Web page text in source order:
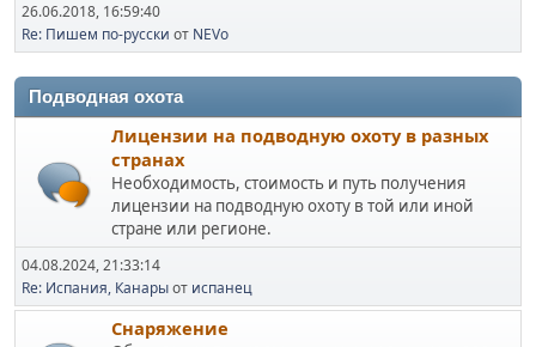
26.06.2018, 16:59:40
Re: Пишем по-русски от NEVo
Подводная охота
Лицензии на подводную охоту в разных
странах
Необходимость, стоимость и путь получения
лицензии на подводную охоту в той или иной
стране или регионе.
04.08.2024, 21:33:14
Re: Испания, Канарыот испанец
Снаряжение